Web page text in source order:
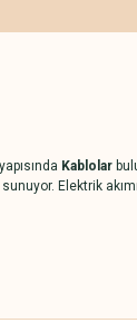
Kablolar
Elektrik
bu kablolar, dış